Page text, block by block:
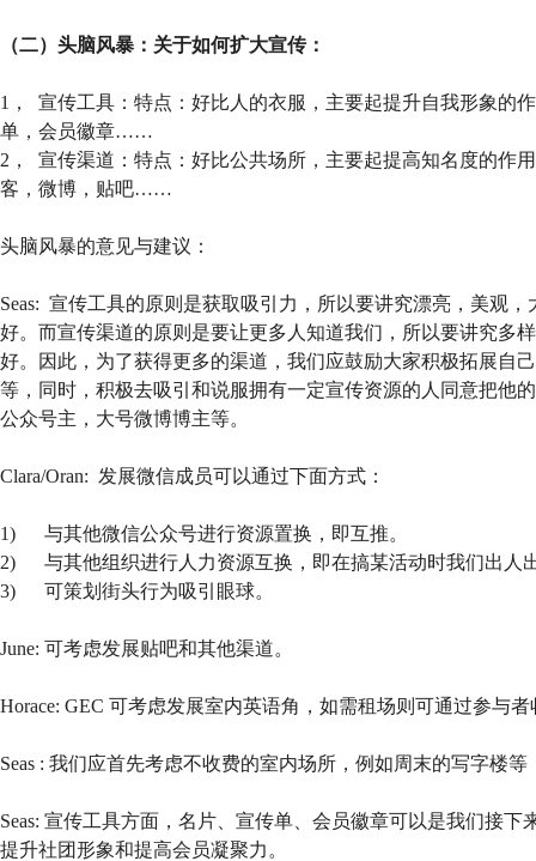
（二）头脑风暴：关于如何扩大宣传：
1， 宣传工具：特点：好比人的衣服，主要起提升自我形象的
单，会员徽章……
2， 宣传渠道：特点：好比公共场所，主要起提高知名度的作
客，微博，贴吧……
头脑风暴的意见与建议：
Seas: 宣传工具的原则是获取吸引力，所以要讲究漂亮，美观
好。而宣传渠道的原则是要让更多人知道我们，所以要讲究多
好。因此，为了获得更多的渠道，我们应鼓励大家积极拓展自
等，同时，积极去吸引和说服拥有一定宣传资源的人同意把他
公众号主，大号微博博主等。
Clara/Oran: 发展微信成员可以通过下面方式：
1) 与其他微信公众号进行资源置换，即互推。
2) 与其他组织进行人力资源互换，即在搞某活动时我们出人
3) 可策划街头行为吸引眼球。
June: 可考虑发展贴吧和其他渠道。
Horace: GEC 可考虑发展室内英语角，如需租场则可通过参与
Seas : 我们应首先考虑不收费的室内场所，例如周末的写字楼
Seas: 宣传工具方面，名片、宣传单、会员徽章可以是我们接
提升社团形象和提高会员凝聚力。